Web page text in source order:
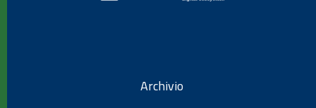
Archivio